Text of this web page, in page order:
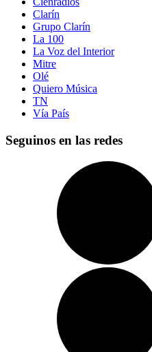
Clarín
Grupo Clarín
La 100
La Voz del Interior
Mitre
Olé
Quiero Música
TN
Vía País
Seguinos en las redes